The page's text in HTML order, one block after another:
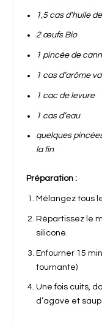
1,5 cas d’huile
2 œufs Bio
1 pincée de
1 cas d’arôme
1 cac de levure
1 cas d’eau
quelques
la fin
Préparation :
Mélangez tous
Répartissez le
silicone.
Enfourner 15
tournante)
Une fois cuits,
d’agave et